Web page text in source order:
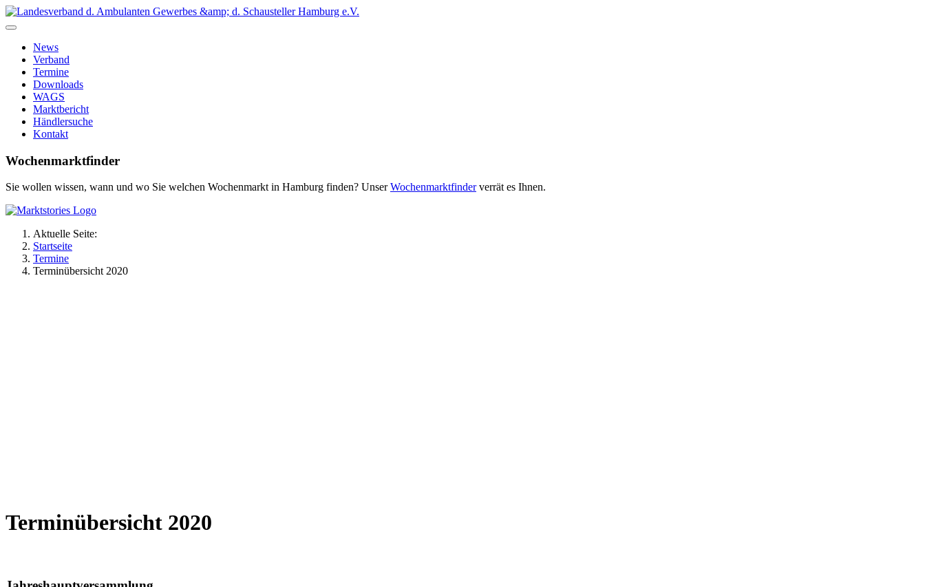
News
Verband
Termine
Downloads
WAGS
Marktbericht
Händlersuche
Kontakt
Wochenmarktfinder
Sie wollen wissen, wann und wo Sie welchen Wochenmarkt in Hamburg finden? UnserWochenmarktfinderverrät es Ihnen.
Aktuelle Seite:
Startseite
Termine
Terminübersicht 2020
Terminübersicht 2020